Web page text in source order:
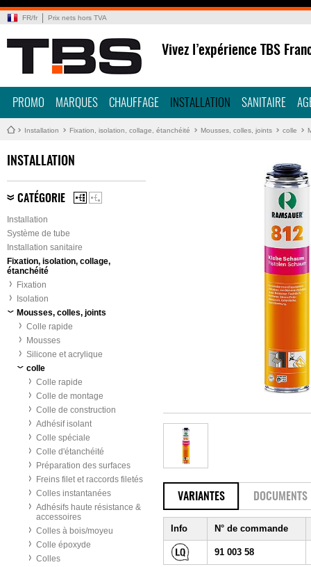
FR/fr Prix nets hors TVA
Vivez l’expérience TBS
PROMO MARQUES CHAUFFAGE INSTALLATION SANITAIRE
Installation Fixation, isolation, collage, étanchéité Mousses, colles, joints colle
INSTALLATION
CATÉGORIE
Installation
Système de tube
Installation sanitaire
Fixation, isolation, collage,
étanchéité
Fixation
Isolation
Mousses, colles, joints
Colle rapide
Mousses
Silicone et acrylique
colle
Colle rapide
Colle de montage
Colle de construction
Adhésif isolant
Colle spéciale
Colle d'étanchéité
Préparation des surfaces
Freins filet et raccords filetés
Colles instantanées
Adhésifs haute résistance &
accessoires
Colles à bois/moyeu
Colle époxyde
Colles
VARIANTES DOCUMENTS
Info N° de commande
91 003 58